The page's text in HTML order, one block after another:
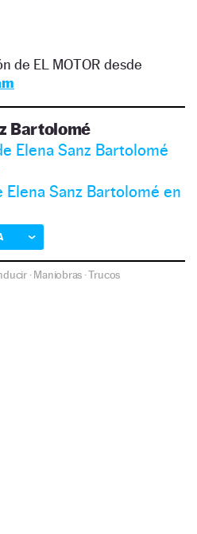
de EL MOTOR desde
Bartolomé
Elena Sanz Bartolomé
Elena Sanz Bartolomé en
·Maniobras ·Trucos